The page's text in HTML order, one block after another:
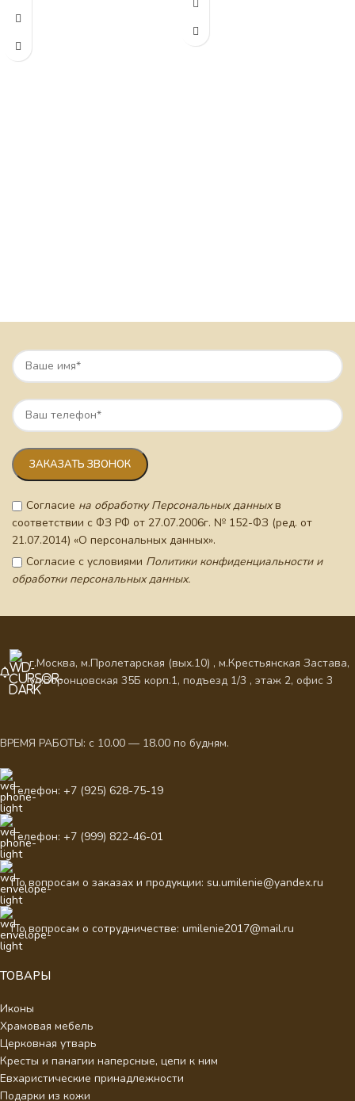
Согласие на обработку Персональных данныхв
соответствии с ФЗ РФ от 27.07.2006г. № 152-ФЗ (ред. от
21.07.2014) «О персональных данных».
Согласие с условиями Политики конфиденциальности и
обработки персональных данных.
г.Москва, м.Пролетарская (вых.10) , м.Крестьянская Застава,
ул.Воронцовская 35Б корп.1, подъезд 1/3 , этаж 2, офис 3
ВРЕМЯ РАБОТЫ: с 10.00 — 18.00 по будням.
Телефон: +7 (925) 628-75-19
Телефон: +7 (999) 822-46-01
По вопросам о заказах и продукции: su.umilenie@yandex.ru
По вопросам о сотрудничестве: umilenie2017@mail.ru
ТОВАРЫ
Иконы
Храмовая мебель
Церковная утварь
Кресты и панагии наперсные, цепи к ним
Евхаристические принадлежности
Подарки из кожи